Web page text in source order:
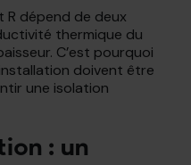
R dépend de deux
thermique du
C’est pourquoi
doivent être
une isolation
: un